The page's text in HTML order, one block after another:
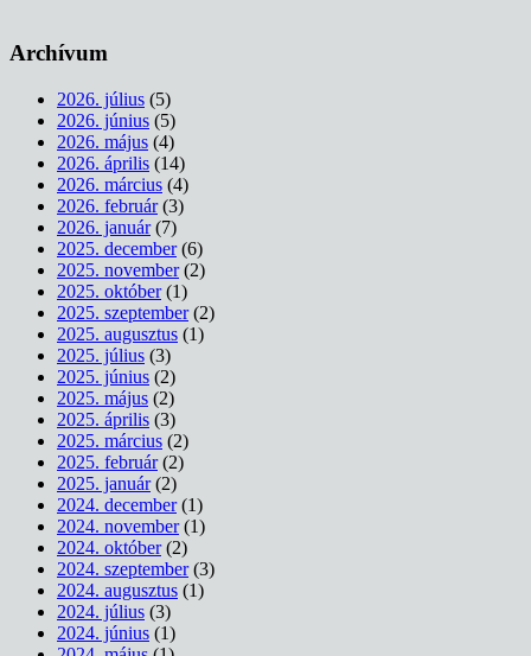
Archívum
2026. július (5)
2026. június (5)
2026. május (4)
2026. április (14)
2026. március (4)
2026. február(3)
2026. január(7)
2025. december(6)
2025. november(2)
2025. október(1)
2025. szeptember(2)
2025. augusztus (1)
2025. július (3)
2025. június (2)
2025. május (2)
2025. április (3)
2025. március (2)
2025. február(2)
2025. január(2)
2024. december(1)
2024. november(1)
2024. október(2)
2024. szeptember(3)
2024. augusztus (1)
2024. július (3)
2024. június (1)